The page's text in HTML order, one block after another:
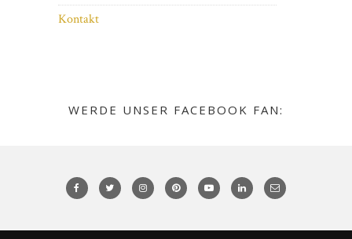
Kontakt
WERDE UNSER FACEBOOK FAN: